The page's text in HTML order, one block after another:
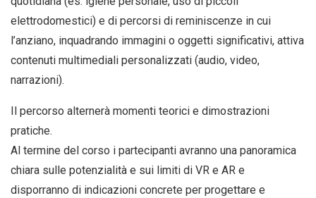
elettrodomestici) e di percorsi di reminiscenze in cui
l’anziano, inquadrando immagini o oggetti significativi, attiva
contenuti multimediali personalizzati (audio, video,
narrazioni).
Il percorso alternerà momenti teorici e dimostrazioni
pratiche.
Al termine del corso i partecipanti avranno una panoramica
chiara sulle potenzialità e sui limiti di VR e AR e
disporranno di indicazioni concrete per progettare e